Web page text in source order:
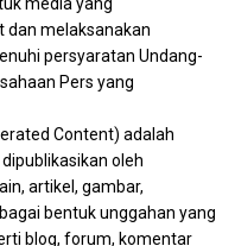
dan melaksanakan
persyaratan Undang-
Pers yang
Content) adalah
oleh
artikel, gambar,
bentuk unggahan yang
blog, forum, komentar